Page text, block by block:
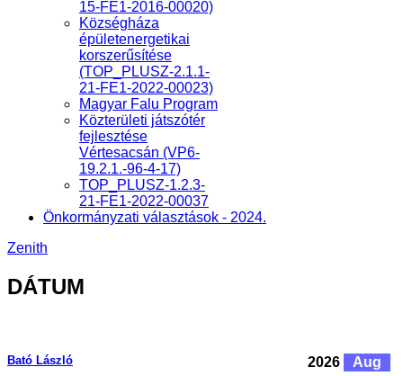
15-FE1-2016-00020)
Községháza
épületenergetikai
korszerűsítése
(TOP_PLUSZ-2.1.1-
21-FE1-2022-00023)
Magyar Falu Program
Közterületi játszótér
fejlesztése
Vértesacsán (VP6-
19.2.1.-96-4-17)
TOP_PLUSZ-1.2.3-
21-FE1-2022-00037
Önkormányzati választások - 2024.
Zenith
DÁTUM
2026
Aug
Bató László